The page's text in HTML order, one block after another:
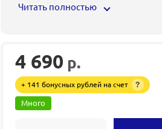
Читать полностью
4 690 р.
+ 141 бонусных рублей на счет ?
Много